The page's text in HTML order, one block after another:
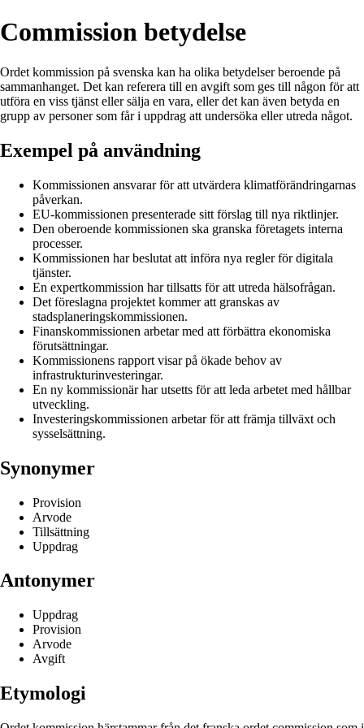
Commission betydelse
Ordet kommission på svenska kan ha olika betydelser beroende på
sammanhanget. Det kan referera till en avgift som ges till någon för att
utföra en viss tjänst eller sälja en vara, eller det kan även betyda en
grupp av personer som får i uppdrag att undersöka eller utreda något.
Exempel på användning
Kommissionen ansvarar för att utvärdera klimatförändringarnas
påverkan.
EU-kommissionen presenterade sitt förslag till nya riktlinjer.
Den oberoende kommissionen ska granska företagets interna
processer.
Kommissionen har beslutat att införa nya regler för digitala
tjänster.
En expertkommission har tillsatts för att utreda hälsofrågan.
Det föreslagna projektet kommer att granskas av
stadsplaneringskommissionen.
Finanskommissionen arbetar med att förbättra ekonomiska
förutsättningar.
Kommissionens rapport visar på ökade behov av
infrastrukturinvesteringar.
En ny kommissionär har utsetts för att leda arbetet med hållbar
utveckling.
Investeringskommissionen arbetar för att främja tillväxt och
sysselsättning.
Synonymer
Provision
Arvode
Tillsättning
Uppdrag
Antonymer
Uppdrag
Provision
Arvode
Avgift
Etymologi